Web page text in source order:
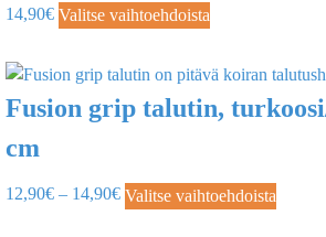
14,90€ Valitse vaihtoehdoista
Fusion grip talutin,
cm
12,90€ – 14,90€ Valitse vaihtoehdoista